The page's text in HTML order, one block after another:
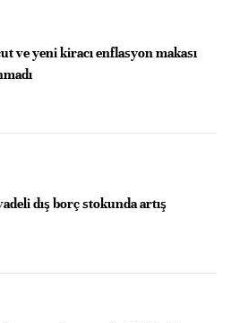
ve yeni kiracı enflasyon makası
dış borç stokunda artış